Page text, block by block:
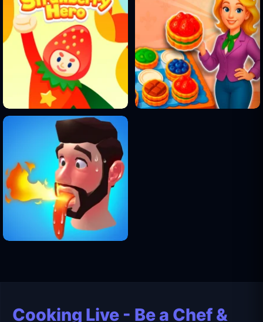
Cooking Live - Be a Chef &